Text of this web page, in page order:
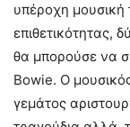
υπέροχη
επιθετικότητας,
θα μπορούσε να
Bowie. Ο
γεμάτος